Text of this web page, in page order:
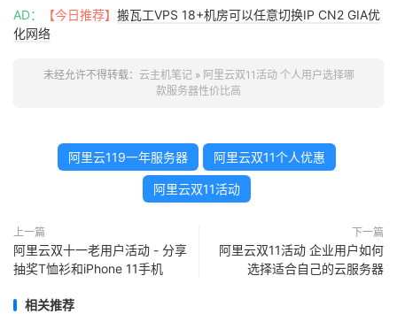
AD： 【今日推荐】 搬瓦工VPS 18+机房可以任意切换IP CN2 GIA优
化网络
未经允许不得转载： 云主机笔记» 阿里云双11活动 个人用户选择哪
款服务器性价比高
阿里云119一年服务器 阿里云双11个人优惠
阿里云双11活动
上一篇
阿里云双十一老用户活动 - 分享
抽奖T恤衫和iPhone 11手机
下一篇
阿里云双11活动 企业用户如何
选择适合自己的云服务器
相关推荐